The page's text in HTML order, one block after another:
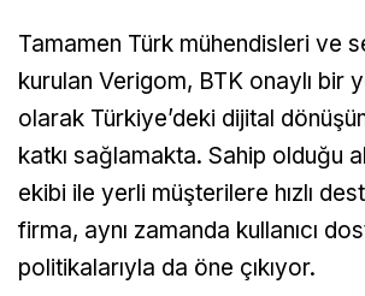
Tamamen Türk mühendisleri ve
kurulan Verigom, BTK onaylı bir
olarak Türkiye’deki dijital
katkı sağlamakta. Sahip olduğu
ekibi ile yerli müşterilere hızlı
firma, aynı zamanda kullanıcı
politikalarıyla da öne çıkıyor.